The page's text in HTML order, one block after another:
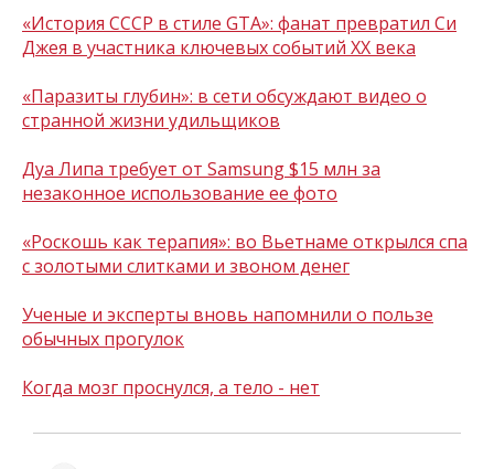
«История СССР в стиле GTA»: фанат превратил Си
Джея в участника ключевых событий XX века
«Паразиты глубин»: в сети обсуждают видео о
странной жизни удильщиков
Дуа Липа требует от Samsung $15 млн за
незаконное использование ее фото
«Роскошь как терапия»: во Вьетнаме открылся спа
с золотыми слитками и звоном денег
Ученые и эксперты вновь напомнили о пользе
обычных прогулок
Когда мозг проснулся, а тело - нет